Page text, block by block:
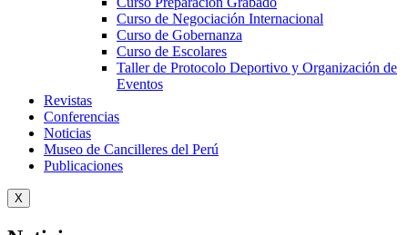
Curso de Negociación Internacional
Curso de Gobernanza
Curso de Escolares
Taller de Protocolo Deportivo y Organización de
Eventos
Revistas
Conferencias
Noticias
Museo de Cancilleres del Perú
Publicaciones
X